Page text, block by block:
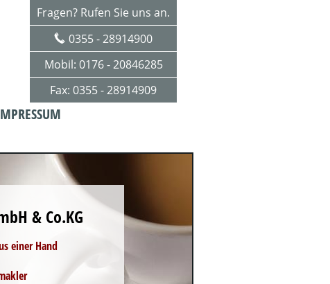
Fragen? Rufen Sie uns an.
0355 - 28914900
Mobil: 0176 - 20846285
Fax: 0355 - 28914909
& Co.KG
einer Hand